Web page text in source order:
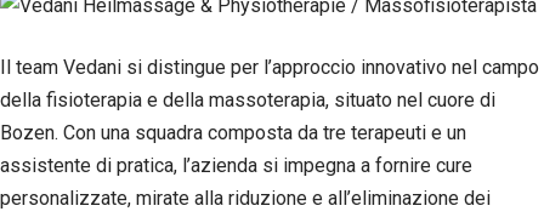
Il team Vedani si distingue per l’approccio innovativo nel campo
della fisioterapia e della massoterapia, situato nel cuore di
Bozen. Con una squadra composta da tre terapeuti e un
assistente di pratica, l’azienda si impegna a fornire cure
personalizzate, mirate alla riduzione e all’eliminazione dei